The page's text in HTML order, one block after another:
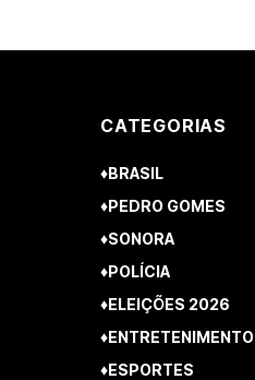
CATEGORIAS
♦BRASIL
♦PEDRO GOMES
♦SONORA
♦POLÍCIA
♦ELEIÇÕES 2026
♦ENTRETENIMENTO
♦ESPORTES